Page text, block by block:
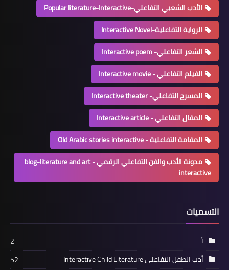
الأدب الشعبي التفاعلي-Popular literature-Interactive
الرواية التفاعلية-Interactive Novel
الشعر التفاعلي- Interactive poem
الفيلم التفاعلي - Interactive movie
المسرح التفاعلي- Interactive theater
المقال التفاعلي - Interactive article
المقامة التفاعلية - Old Arabic stories interactive
مدونة الأدب والفن التفاعلي الرقمي blog-literature and art -
interactive
التسميات
أ
2
أدب الطفل التفاعلي Interactive Child Literature
52